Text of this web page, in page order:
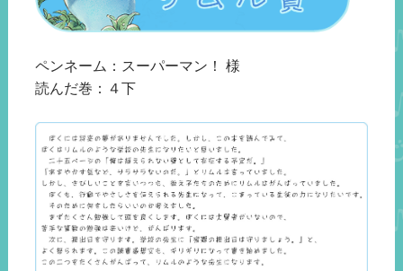
ペンネーム：スーパーマン！ 様
読んだ巻：４下